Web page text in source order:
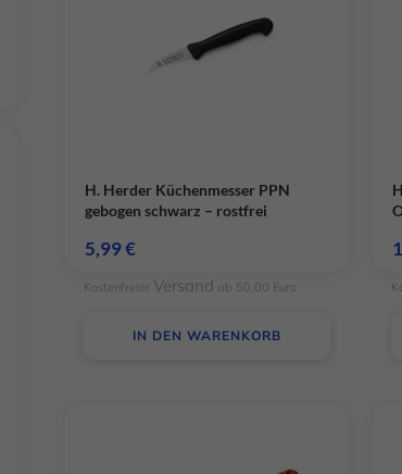
H. Herder Küchenmesser PPN
gebogen schwarz – rostfrei
5,99€
Kostenfreier Versand ab 50,00 Euro
IN DEN WARENKORB
Cookie-Informationen